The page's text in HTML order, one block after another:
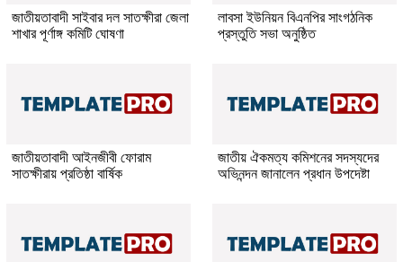
জাতীয়তাবাদী সাইবার দল সাতক্ষীরা জেলা
শাখার পূর্ণাঙ্গ কমিটি ঘোষণা
লাবসা ইউনিয়ন বিএনপির সাংগঠনিক
প্রস্তুতি সভা অনুষ্ঠিত
জাতীয়তাবাদী আইনজীবী ফোরাম
সাতক্ষীরায় প্রতিষ্ঠা বার্ষিক
জাতীয় ঐকমত্য কমিশনের সদস্যদের
অভিনন্দন জানালেন প্রধান উপদেষ্টা